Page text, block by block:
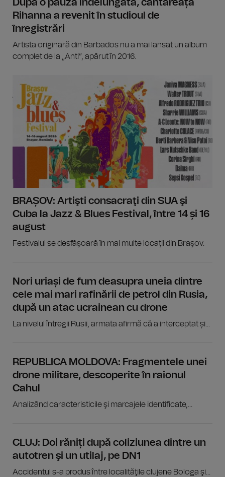
După o pauză îndelungată, cântăreața
Rihanna a revenit în studioul de
înregistrări
Artista originară din Barbados nu a mai lansat un album
complet de la „Anti”, apărut în 2016.
BRAȘOV: Artişti consacraţi din SUA şi
Cuba la Jazz & Blues Festival, între 14 și 16
august
Festivalul se desfăşoară în mai multe locaţii din Braşov.
Nori uriași de fum deasupra uneia dintre
cele mai mari rafinării de petrol din Rusia,
după un atac ucrainean cu drone
La nivelul întregii Rusii, armata afirmă că a interceptat și...
REPUBLICA MOLDOVA: Fragmentele unei
drone militare, descoperite în raionul
Cahul
Analizând caracteristicile şi marcajele identificate,...
CLUJ: Doi răniți după coliziunea dintre un
autotren şi un utilaj, pe DN1
Accidentul s-a produs între localităţile clujene Bologa şi...